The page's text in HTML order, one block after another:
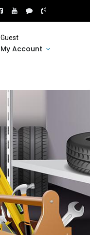
Guest
My Account